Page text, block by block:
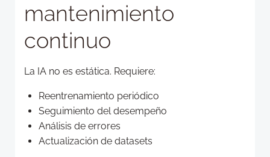
mantenimiento
continuo
La IA no es estática. Requiere:
Reentrenamiento periódico
Seguimiento del desempeño
Análisis de errores
Actualización de datasets